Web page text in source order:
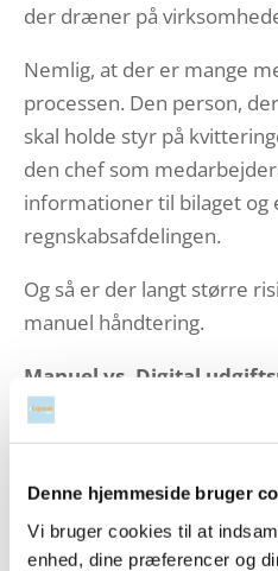
Denne hjemmeside bruger
Vi bruger cookies til at
enhed, dine præferencer og
der dræner på
Nemlig, at der er mange
processen. Den person,
skal holde styr på
den chef som
informationer til bilaget og
regnskabsafdelingen.
Og så er der langt større
manuel håndtering.
Manuel vs. Digital
Den manuelle proces er
bekostelig.
Den digitale proces er
omkostningseffektiv.